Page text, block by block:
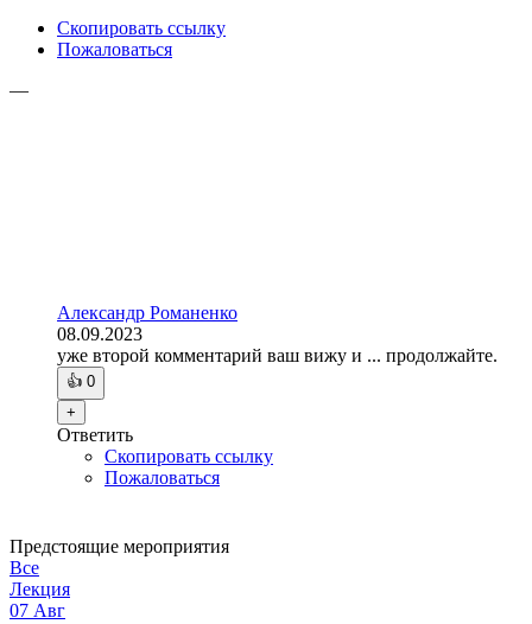
Скопировать ссылку
Пожаловаться
—
Александр Романенко
08.09.2023
уже второй комментарий ваш вижу и ... продолжайте.
👍 0
+
Ответить
Скопировать ссылку
Пожаловаться
Предстоящие мероприятия
Все
Лекция
07 Авг